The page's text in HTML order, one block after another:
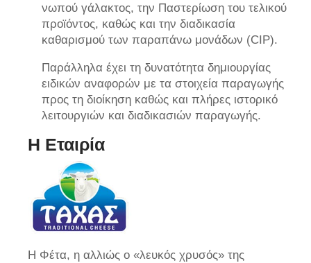
νωπού γάλακτος, την Παστερίωση του τελικού
προϊόντος, καθώς και την διαδικασία
καθαρισμού των παραπάνω μονάδων (CIP).
Παράλληλα έχει τη δυνατότητα δημιουργίας
ειδικών αναφορών με τα στοιχεία παραγωγής
προς τη διοίκηση καθώς και πλήρες ιστορικό
λειτουργιών και διαδικασιών παραγωγής.
Η Εταιρία
Η Φέτα, η αλλιώς ο «λευκός χρυσός» της